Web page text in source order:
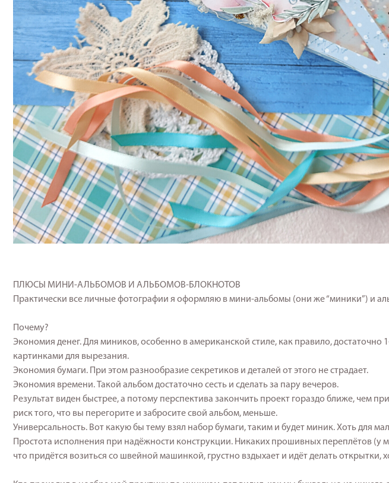
ПЛЮСЫ МИНИ-АЛЬБОМОВ И АЛЬБОМОВ-БЛОКНОТОВ
Практически все личные фотографии я оформляю в мини-альбомы (они же “миники”) и
Почему?
Экономия денег. Для миников, особенно в американской стиле, как правило, достаточно
картинками для вырезания.
Экономия бумаги. При этом разнообразие секретиков и деталей от этого не страдает.
Экономия времени. Такой альбом достаточно сесть и сделать за пару вечеров.
Результат виден быстрее, а потому перспектива закончить проект гораздо ближе, чем
риск того, что вы перегорите и забросите свой альбом, меньше.
Универсальность. Вот какую бы тему взял набор бумаги, таким и будет миник. Хоть для
Простота исполнения при надёжности конструкции. Никаких прошивных переплётов (у
что придётся возиться со швейной машинкой, грустно вздыхает и идёт делать открытки,